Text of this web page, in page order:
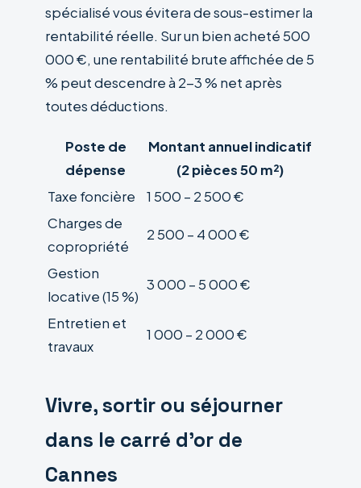
spécialisé vous évitera de sous-estimer la
rentabilité réelle. Sur un bien acheté 500
000 €, une rentabilité brute affichée de 5
% peut descendre à 2-3 % net après
toutes déductions.
Poste de
dépense
Montant annuel indicatif
(2 pièces 50 m²)
Taxe foncière
1 500 – 2 500 €
Charges de
copropriété
2 500 – 4 000 €
Gestion
locative (15 %)
3 000 – 5 000 €
Entretien et
travaux
1 000 – 2 000 €
Vivre, sortir ou séjourner
dans le carré d’or de
Cannes